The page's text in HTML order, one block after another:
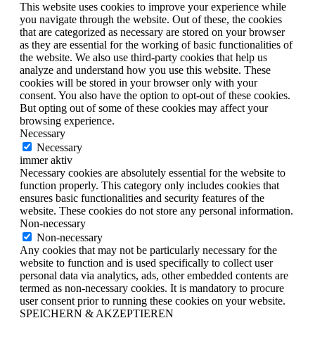
This website uses cookies to improve your experience while
you navigate through the website. Out of these, the cookies
that are categorized as necessary are stored on your browser
as they are essential for the working of basic functionalities of
the website. We also use third-party cookies that help us
analyze and understand how you use this website. These
cookies will be stored in your browser only with your
consent. You also have the option to opt-out of these cookies.
But opting out of some of these cookies may affect your
browsing experience.
Necessary
Necessary
immer aktiv
Necessary cookies are absolutely essential for the website to
function properly. This category only includes cookies that
ensures basic functionalities and security features of the
website. These cookies do not store any personal information.
Non-necessary
Non-necessary
Any cookies that may not be particularly necessary for the
website to function and is used specifically to collect user
personal data via analytics, ads, other embedded contents are
termed as non-necessary cookies. It is mandatory to procure
user consent prior to running these cookies on your website.
SPEICHERN & AKZEPTIEREN